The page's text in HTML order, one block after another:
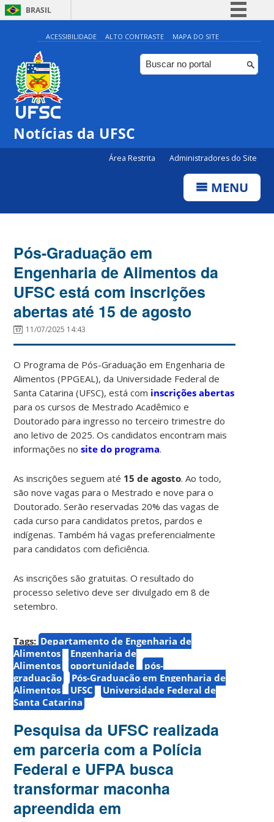
BRASIL
Simplifique!
Comunica BR
Participe
ACESSIBILIDADE ALTO CONTRASTE MAPA DO SITE
Notícias da UFSC
Área Restrita Administradores do Site
MENU
Pós-Graduação em
Engenharia de Alimentos da
UFSC está com inscrições
abertas até 15 de agosto
11/07/2025 14:43
O Programa de Pós-Graduação em Engenharia de
Alimentos (PPGEAL), da Universidade Federal de
Santa Catarina (UFSC), está com inscrições abertas
para os cursos de Mestrado Acadêmico e
Doutorado para ingresso no terceiro trimestre do
ano letivo de 2025. Os candidatos encontram mais
informações nosite do programa.
As inscrições seguem até 15 de agosto. Ao todo,
são nove vagas para o Mestrado e nove para o
Doutorado. Serão reservadas 20% das vagas de
cada curso para candidatos pretos, pardos e
indígenas. Também há vagas preferencialmente
para candidatos com deficiência.
As inscrições são gratuitas. O resultado do
processo seletivo deve ser divulgado em 8 de
setembro.
Tags: Departamento de Engenharia de
Alimentos
Engenharia de
Alimentos
oportunidade
pós-
graduação
Pós-Graduação em Engenharia de
Alimentos
UFSC
Universidade Federal de
Santa Catarina
Pesquisa da UFSC realizada
em parceria com a Polícia
Federal e UFPA busca
transformar maconha
apreendida em